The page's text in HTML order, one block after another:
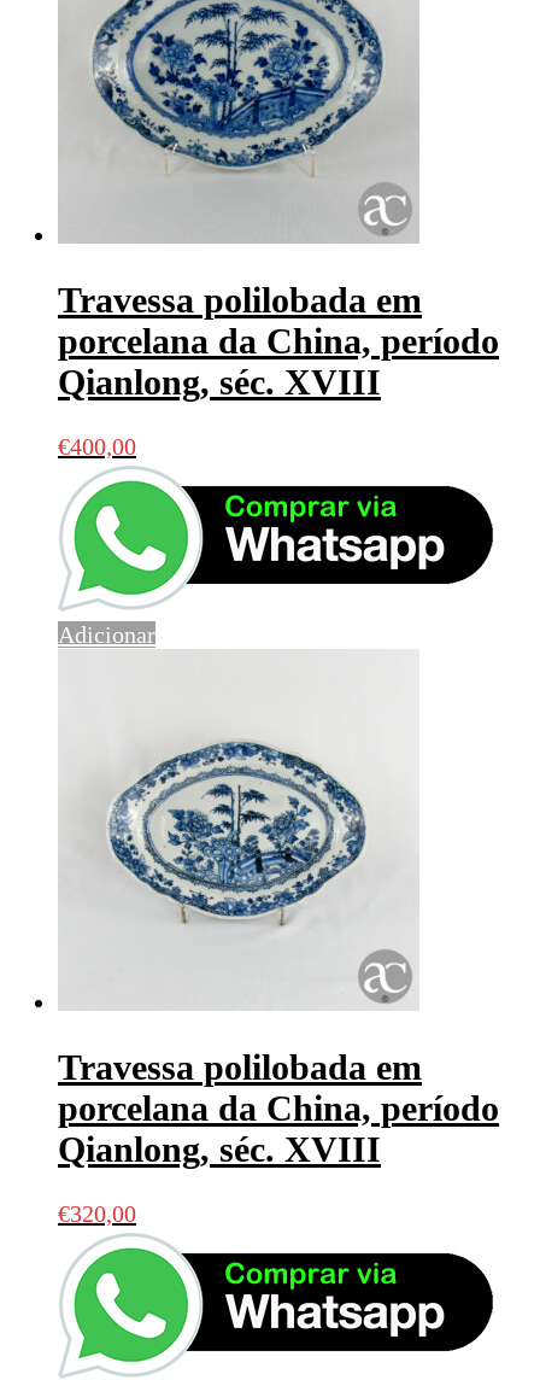
Travessa polilobada em
porcelana da China, período
Qianlong, séc. XVIII
€400,00
Adicionar
Travessa polilobada em
porcelana da China, período
Qianlong, séc. XVIII
€320,00